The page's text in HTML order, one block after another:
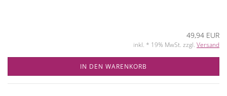
49,94 EUR
inkl. * 19% MwSt. zzgl. Versand
IN DEN WARENKORB